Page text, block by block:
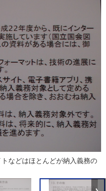
などはほとんどが納入義務の